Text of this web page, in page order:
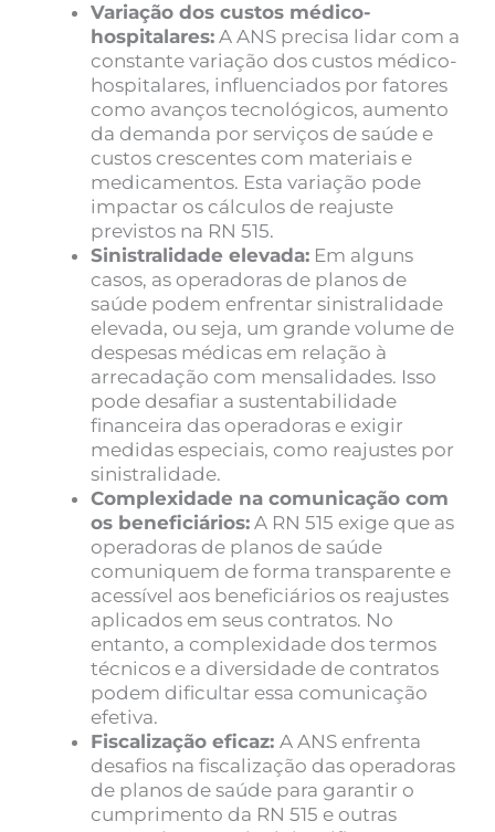
Variação dos custos médico-
hospitalares: A ANS precisa lidar com a
constante variação dos custos médico-
hospitalares, influenciados por fatores
como avanços tecnológicos, aumento
da demanda por serviços de saúde e
custos crescentes com materiais e
medicamentos. Esta variação pode
impactar os cálculos de reajuste
previstos na RN 515.
Sinistralidade elevada: Em alguns
casos, as operadoras de planos de
saúde podem enfrentar sinistralidade
elevada, ou seja, um grande volume de
despesas médicas em relação à
arrecadação com mensalidades. Isso
pode desafiar a sustentabilidade
financeira das operadoras e exigir
medidas especiais, como reajustes por
sinistralidade.
Complexidade na comunicação com
os beneficiários: A RN 515 exige que as
operadoras de planos de saúde
comuniquem de forma transparente e
acessível aos beneficiários os reajustes
aplicados em seus contratos. No
entanto, a complexidade dos termos
técnicos e a diversidade de contratos
podem dificultar essa comunicação
efetiva.
Fiscalização eficaz:A ANS enfrenta
desafios na fiscalização das operadoras
de planos de saúde para garantir o
cumprimento da RN 515 e outras